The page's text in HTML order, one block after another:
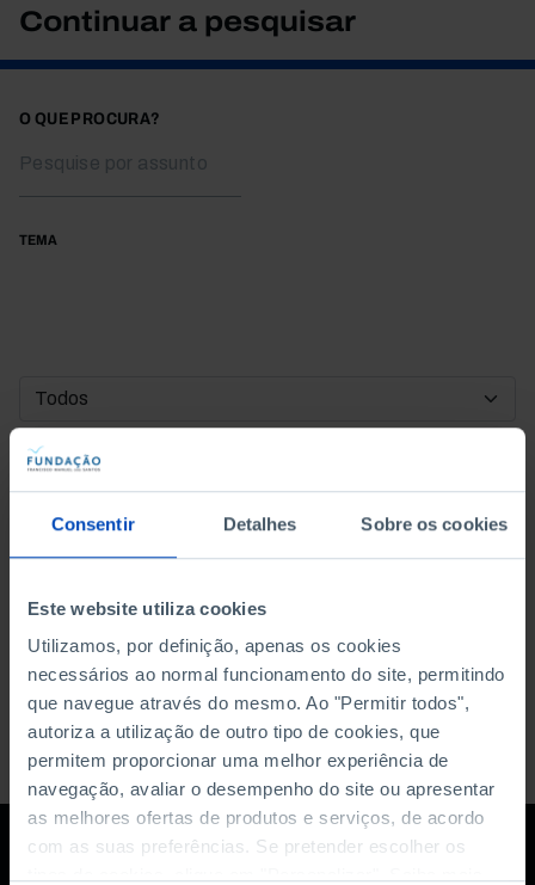
Consentir Detalhes Sobre os cookies
Este website utiliza cookies
Utilizamos, por definição, apenas os cookies
necessários ao normal funcionamento do site, permitindo
que navegue através do mesmo. Ao "Permitir todos",
autoriza a utilização de outro tipo de cookies, que
permitem proporcionar uma melhor experiência de
navegação, avaliar o desempenho do site ou apresentar
as melhores ofertas de produtos e serviços, de acordo
com as suas preferências. Se pretender escolher os
Continuar a pesquisar
O QUE PROCURA?
TEMA
DATA DE INÍCIO
DATA DE FIM